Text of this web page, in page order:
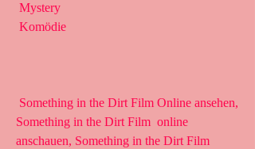
Mystery
Komödie
Something in the Dirt Film  online
anschauen, Something in the Dirt Film